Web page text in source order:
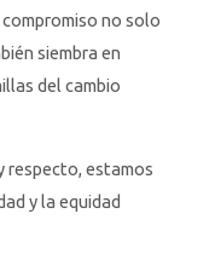
no solo
siembra en
del cambio
respecto, estamos
y la equidad